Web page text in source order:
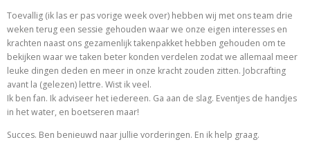
Toevallig (ik las er pas vorige week over) hebben wij met ons team drie
weken terug een sessie gehouden waar we onze eigen interesses en
krachten naast ons gezamenlijk takenpakket hebben gehouden om te
bekijken waar we taken beter konden verdelen zodat we allemaal meer
leuke dingen deden en meer in onze kracht zouden zitten. Jobcrafting
avant la (gelezen) lettre. Wist ik veel.
Ik ben fan. Ik adviseer het iedereen. Ga aan de slag. Eventjes de handjes
in het water, en boetseren maar!
Succes. Ben benieuwd naar jullie vorderingen. En ik help graag.